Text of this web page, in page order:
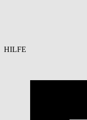
HILFE